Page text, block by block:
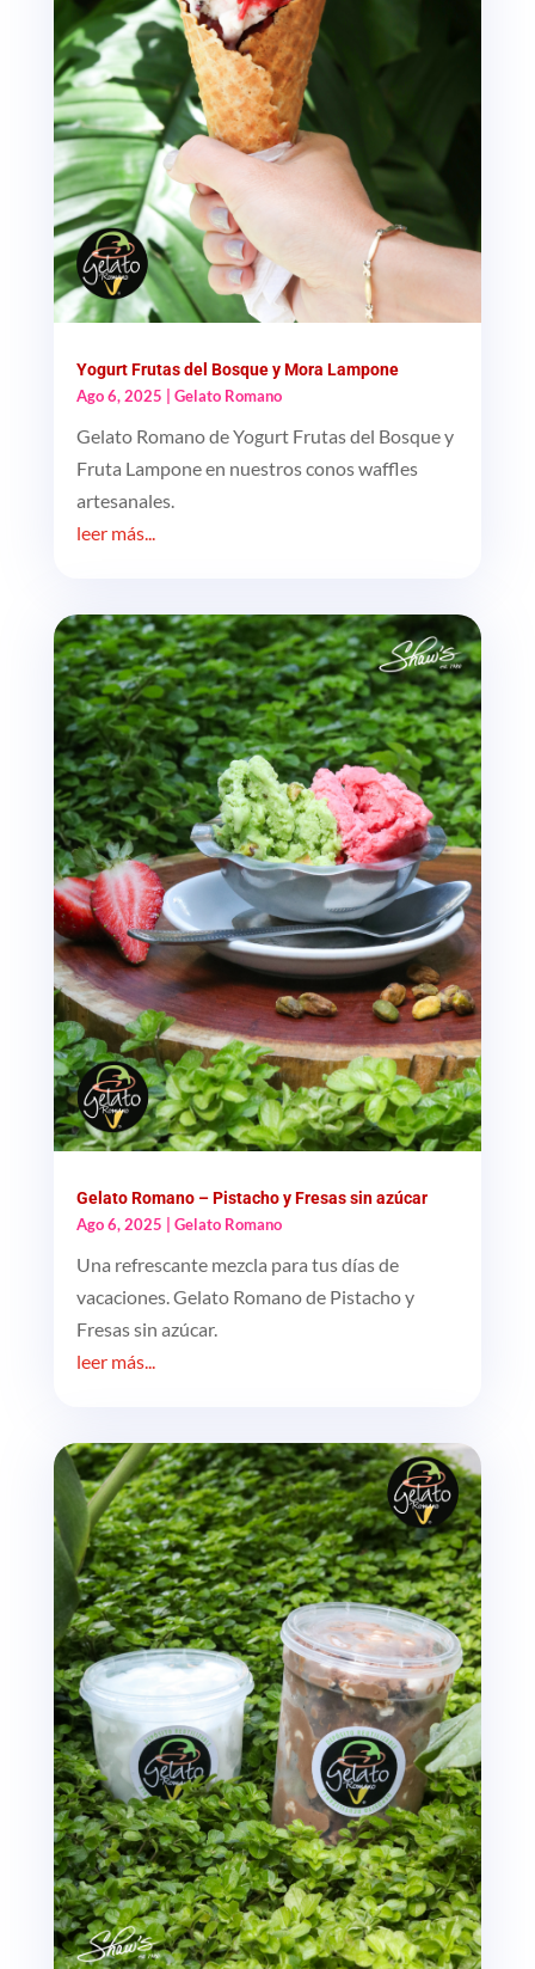
Yogurt Frutas del Bosque y Mora Lampone
Ago 6, 2025 | Gelato Romano
Gelato Romano de Yogurt Frutas del Bosque y
Fruta Lampone en nuestros conos waffles
artesanales.
leer más...
Gelato Romano – Pistacho y Fresas sin azúcar
Ago 6, 2025
Gelato Romano
Una refrescante mezcla para tus días de
vacaciones. Gelato Romano de Pistacho y
Fresas sin azúcar.
leer más...